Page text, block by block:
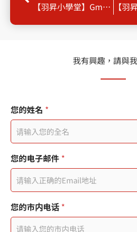
【羽昇小學堂】Gmail 整理小訣竅
我有興趣，請與
*
您
的
姓
您
的
電
子
件
頁
面
標
題
使
用
者
您的姓名 *
您的电子邮件 *
您的市内电话 *